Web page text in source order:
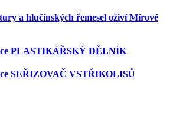
a hlučínských řemesel oživí Mírové
PLASTIKÁŘSKÝ DĚLNÍK
SEŘIZOVAČ VSTŘIKOLISŮ